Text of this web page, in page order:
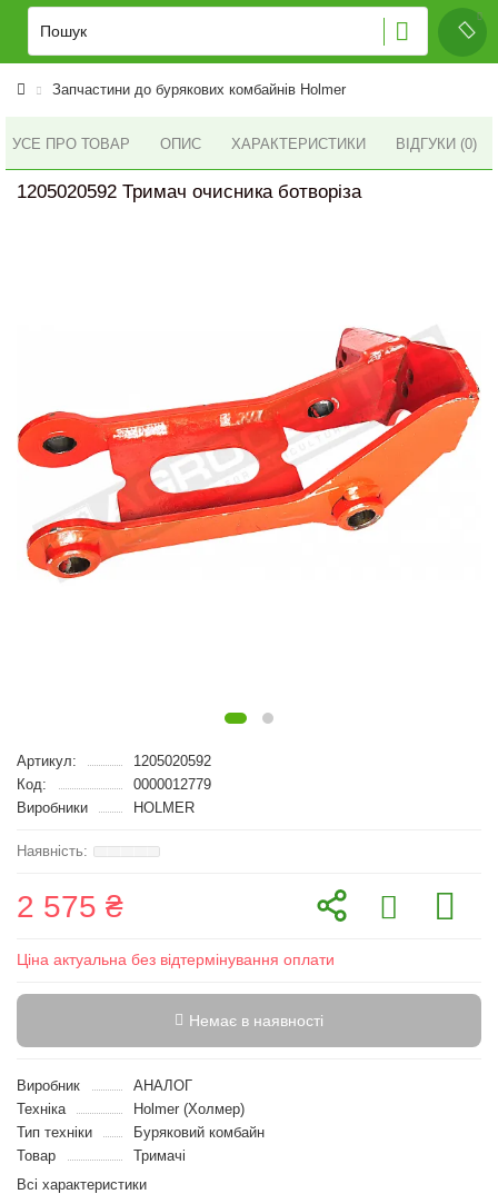
Запчастини до бурякових комбайнів Holmer
УСЕ ПРО ТОВАР ОПИС ХАРАКТЕРИСТИКИ ВІДГУКИ (0)
1205020592 Тримач очисника ботворіза
Артикул:
1205020592
Код:
0000012779
Виробники
HOLMER
2 575 ₴
Ціна актуальна без відтермінування оплати
Немає в наявності
Виробник
АНАЛОГ
Техніка
Holmer (Холмер)
Тип техніки
Буряковий комбайн
Товар
Тримачі
Всі характеристики